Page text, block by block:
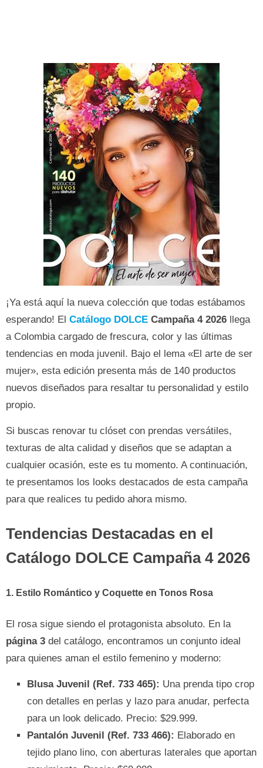
¡Ya está aquí la nueva colección que todas estábamos
esperando! El Catálogo DOLCE Campaña 4 2026 llega
a Colombia cargado de frescura, color y las últimas
tendencias en moda juvenil. Bajo el lema «El arte de ser
mujer», esta edición presenta más de 140 productos
nuevos diseñados para resaltar tu personalidad y estilo
propio.
Si buscas renovar tu clóset con prendas versátiles,
texturas de alta calidad y diseños que se adaptan a
cualquier ocasión, este es tu momento. A continuación,
te presentamos los looks destacados de esta campaña
para que realices tu pedido ahora mismo.
Tendencias Destacadas en el
Catálogo DOLCE Campaña 4 2026
1. Estilo Romántico y Coquette en Tonos Rosa
El rosa sigue siendo el protagonista absoluto. En la
página 3 del catálogo, encontramos un conjunto ideal
para quienes aman el estilo femenino y moderno:
Blusa Juvenil (Ref. 733 465): Una prenda tipo crop
con detalles en perlas y lazo para anudar, perfecta
para un look delicado. Precio: $29.999.
Pantalón Juvenil (Ref. 733 466): Elaborado en
tejido plano lino, con aberturas laterales que aportan